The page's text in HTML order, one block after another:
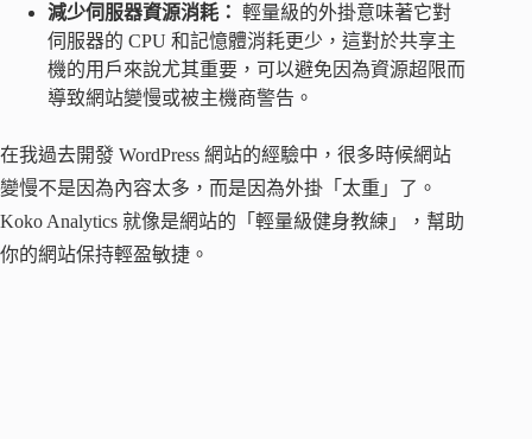
減少伺服器資源消耗： 輕量級的外掛意味著它對
伺服器的 CPU 和記憶體消耗更少，這對於共享主
機的用戶來說尤其重要，可以避免因為資源超限而
導致網站變慢或被主機商警告。
在我過去開發 WordPress 網站的經驗中，很多時候網站
變慢不是因為內容太多，而是因為外掛「太重」了。
Koko Analytics 就像是網站的「輕量級健身教練」，幫助
你的網站保持輕盈敏捷。